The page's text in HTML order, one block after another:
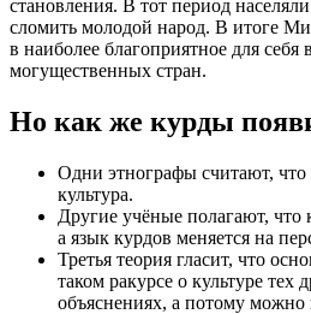
становления. В тот период
сломить молодой народ. В итоге
в наиболее благоприятное для
могущественных стран.
Но как же курды
Одни этнографы считают, что
культура.
Другие учёные полагают,
а язык курдов меняется на
Третья теория гласит, что
таком ракурсе о культуре
объяснениях, а потому